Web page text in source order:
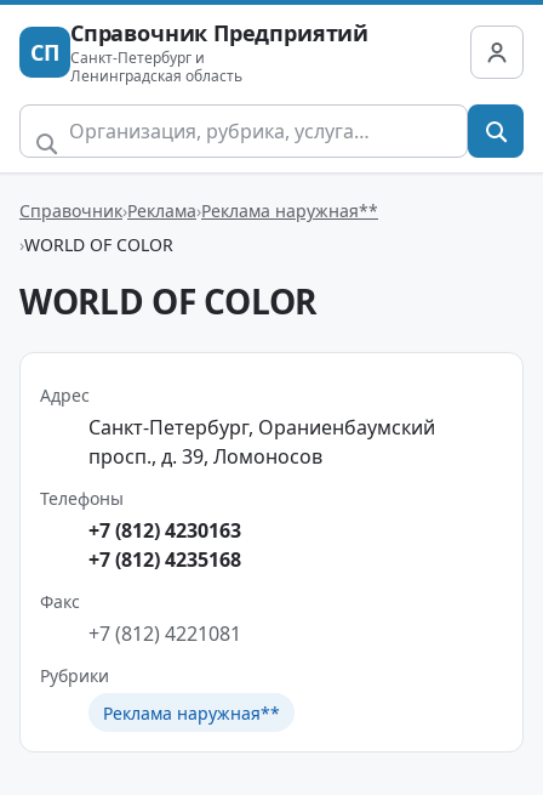
СП
Справочник Предприятий
Санкт-Петербург и
Ленинградская область
Справочник Реклама Реклама наружная**
WORLD OF COLOR
WORLD OF COLOR
Адрес
Санкт-Петербург, Ораниенбаумский
просп., д. 39, Ломоносов
Телефоны
+7 (812) 4230163
+7 (812) 4235168
Факс
+7 (812) 4221081
Рубрики
Реклама наружная**